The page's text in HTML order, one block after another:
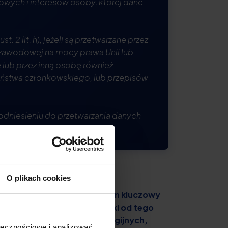
O plikach cookies
2 lit. h), jeżeli są przetwarzane przez
na mocy prawa Unii lub
przez inną osobę również
członkowskiego, lub przepisów
do przetwarzania danych
za wrażliwe. Stanowi on kluczowy
wyliczone wyjątki od tego
organizacji religijnych,